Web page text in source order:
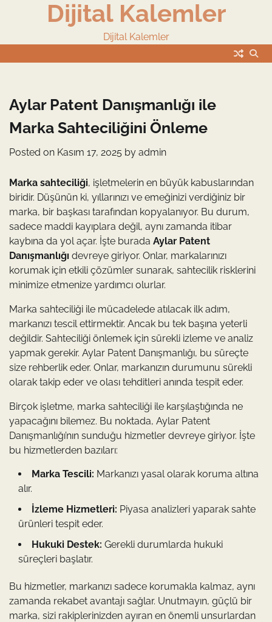
Dijital Kalemler
Dijital Kalemler
Aylar Patent Danışmanlığı ile
Marka Sahteciliğini Önleme
Posted on Kasım 17, 2025 by admin
Marka sahteciliği, işletmelerin en büyük kabuslarından
biridir. Düşünün ki, yıllarınızı ve emeğinizi verdiğiniz bir
marka, bir başkası tarafından kopyalanıyor. Bu durum,
sadece maddi kayıplara değil, aynı zamanda itibar
kaybına da yol açar. İşte burada Aylar Patent
Danışmanlığı devreye giriyor. Onlar, markalarınızı
korumak için etkili çözümler sunarak, sahtecilik risklerini
minimize etmenize yardımcı olurlar.
Marka sahteciliği ile mücadelede atılacak ilk adım,
markanızı tescil ettirmektir. Ancak bu tek başına yeterli
değildir. Sahteciliği önlemek için sürekli izleme ve analiz
yapmak gerekir. Aylar Patent Danışmanlığı, bu süreçte
size rehberlik eder. Onlar, markanızın durumunu sürekli
olarak takip eder ve olası tehditleri anında tespit eder.
Birçok işletme, marka sahteciliği ile karşılaştığında ne
yapacağını bilemez. Bu noktada, Aylar Patent
Danışmanlığı’nın sunduğu hizmetler devreye giriyor. İşte
bu hizmetlerden bazıları:
Marka Tescili: Markanızı yasal olarak koruma altına
alır.
İzleme Hizmetleri: Piyasa analizleri yaparak sahte
ürünleri tespit eder.
Hukuki Destek: Gerekli durumlarda hukuki
süreçleri başlatır.
Bu hizmetler, markanızı sadece korumakla kalmaz, aynı
zamanda rekabet avantajı sağlar. Unutmayın, güçlü bir
marka, sizi rakiplerinizden ayıran en önemli unsurlardan